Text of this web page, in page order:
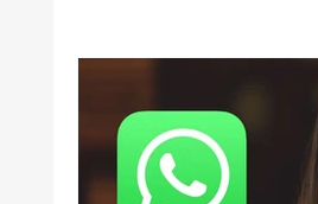
Inteligência Artifical